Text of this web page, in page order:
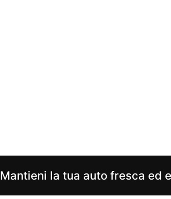
Mantieni la tua auto fresca ed